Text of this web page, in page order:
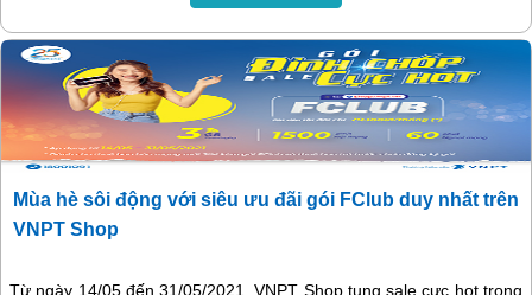
Mùa hè sôi động với siêu ưu đãi gói FClub duy nhất trên
VNPT Shop
Từ ngày 14/05 đến 31/05/2021, VNPT Shop tung sale cực hot trong